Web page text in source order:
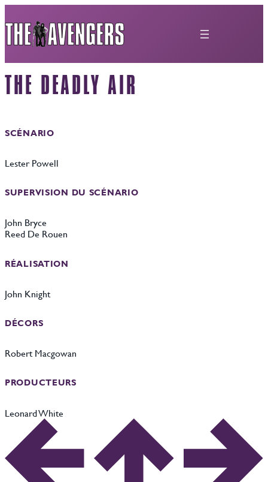
au
contenu
THE DEADLY AIR
SCÉNARIO
Lester Powell
SUPERVISION DU SCÉNARIO
John Bryce
Reed De Rouen
RÉALISATION
John Knight
DÉCORS
Robert Macgowan
PRODUCTEURS
Leonard White